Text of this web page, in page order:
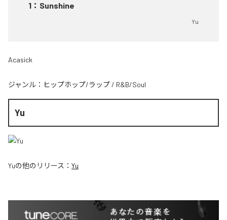
1 ： Sunshine
Yu
Acasick
ジャンル： ヒップホップ/ラップ / R&B/Soul
Yu
Yuの他のリリース： Yu